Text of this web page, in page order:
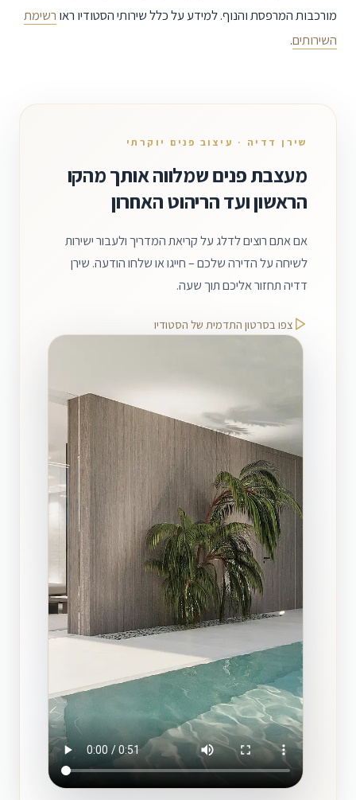
מורכבות המרפסת והנוף. למידע על כלל שירותי הסטודיו ראו רשימת
השירותים.
שירן דדיה · עיצוב פנים יוקרתי
מעצבת פנים שמלווה אותך מהקו
הראשון ועד הריהוט האחרון
אם אתם רוצים לדלג על קריאת המדריך ולעבור ישירות
לשיחה על הדירה שלכם – חייגו או שלחו הודעה. שירן
דדיה תחזור אליכם תוך שעה.
צפו בסרטון התדמית של הסטודיו